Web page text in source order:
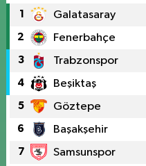
1 Galatasaray
2 Fenerbahçe
3 Trabzonspor
4 Beşiktaş
5 Göztepe
6 Başakşehir
7 Samsunspor